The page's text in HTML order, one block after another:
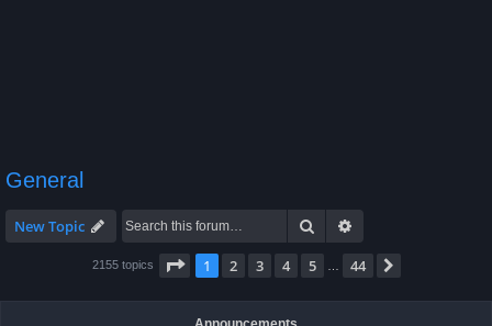
General
New Topic Search
2155 topics Page 1of 44
1 2 3 4 5 44